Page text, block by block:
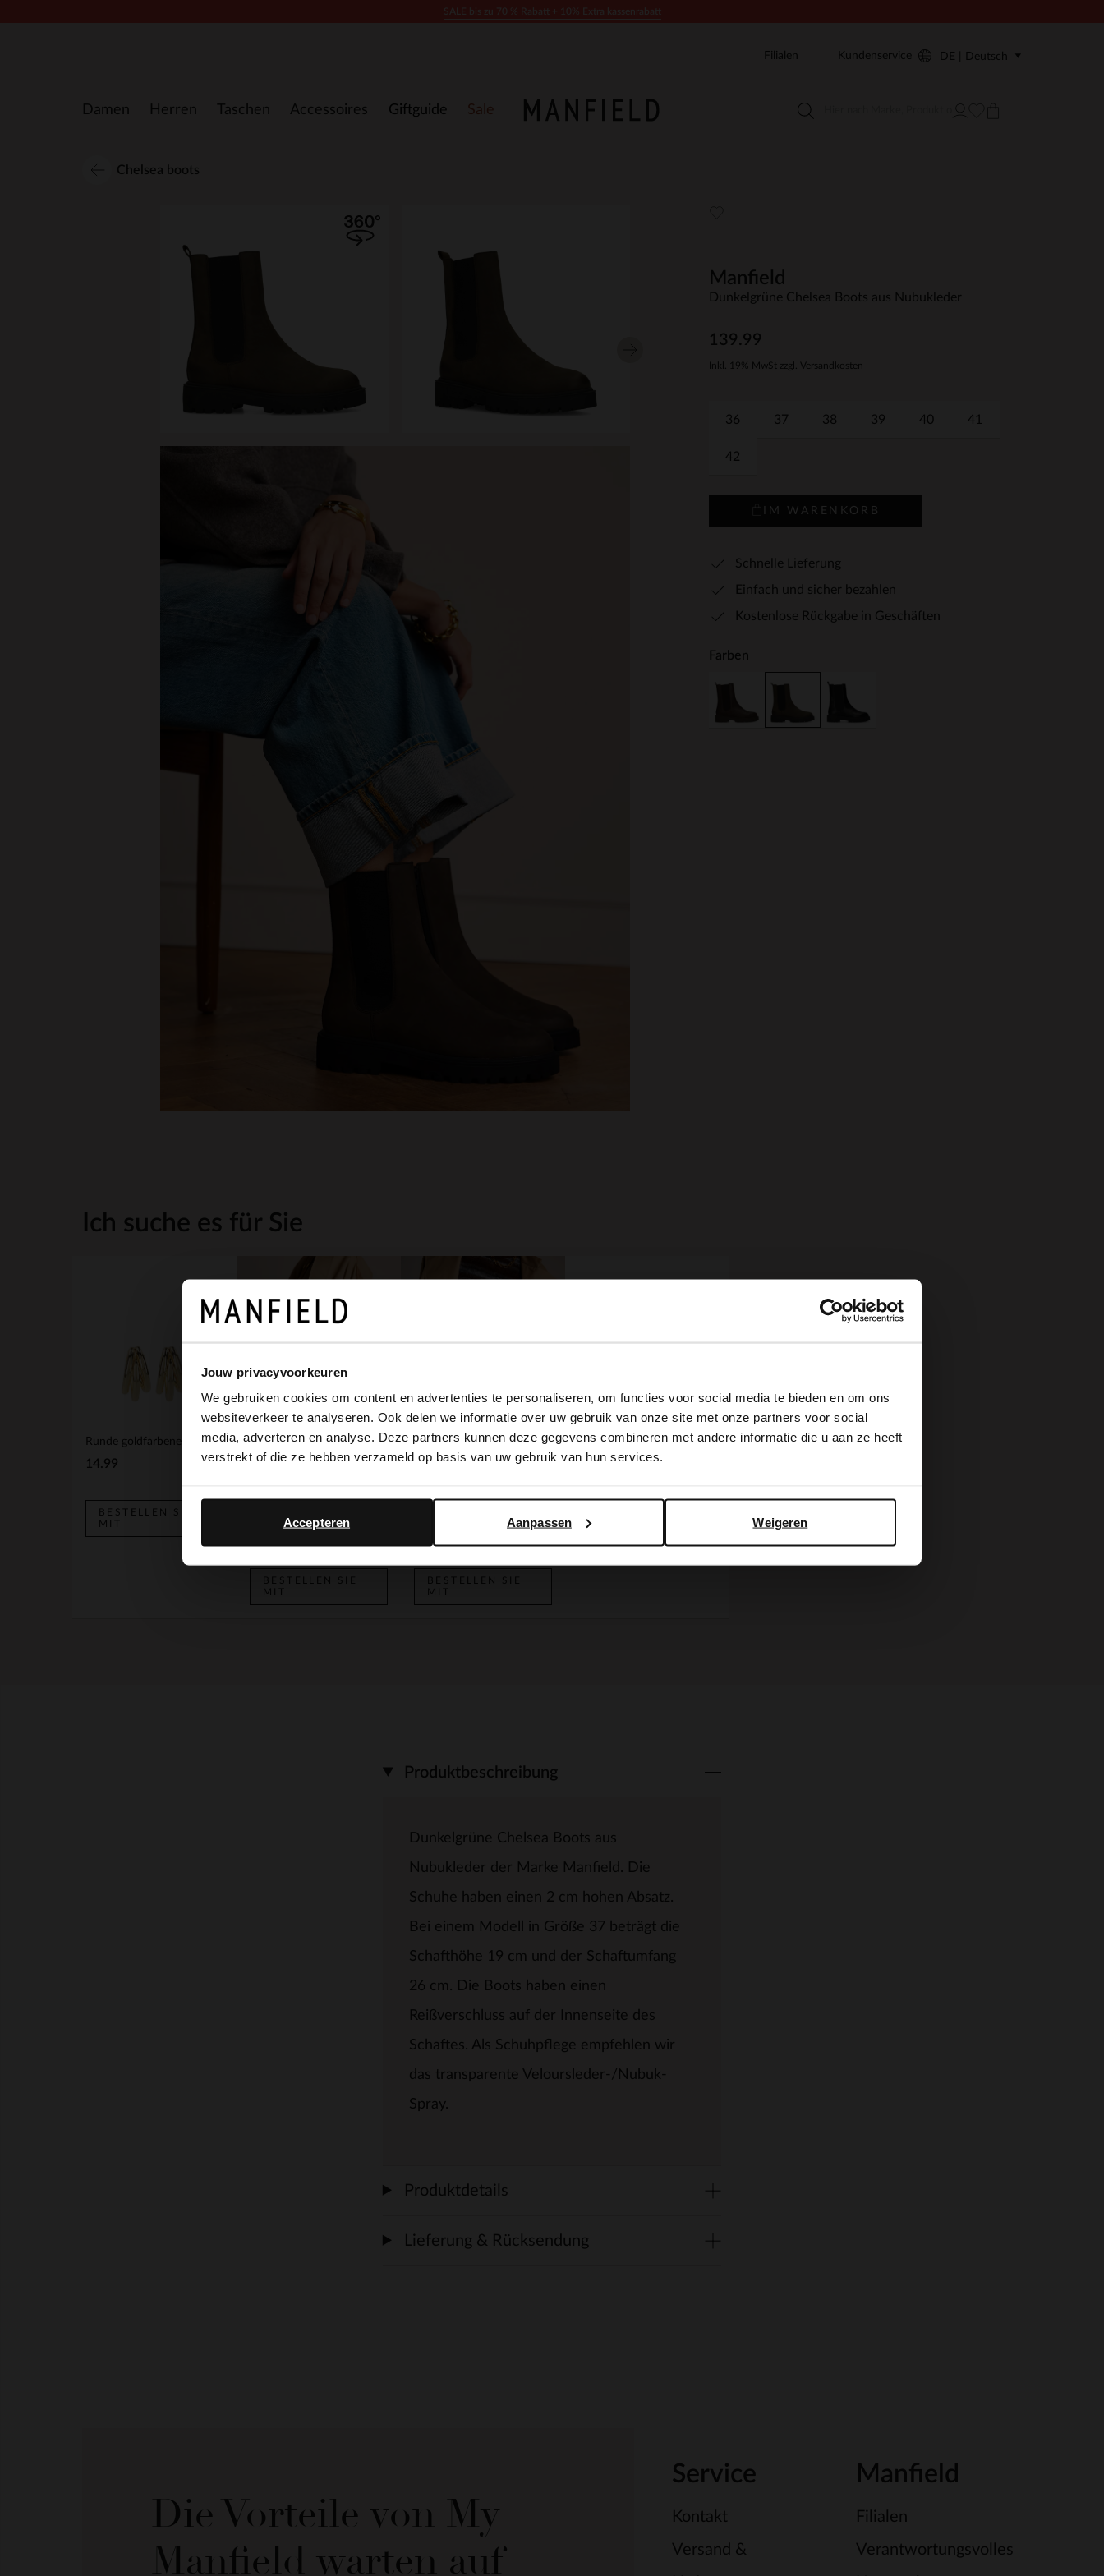
Jouw privacyvoorkeuren
We gebruiken cookies om content en advertenties te personaliseren, om functies voor social media te bieden en om ons
websiteverkeer te analyseren. Ook delen we informatie over uw gebruik van onze site met onze partners voor social
media, adverteren en analyse. Deze partners kunnen deze gegevens combineren met andere informatie die u aan ze heeft
verstrekt of die ze hebben verzameld op basis van uw gebruik van hun services.
Weigeren
Aanpassen
Accepteren
Damen Herren Taschen Accessoires Giftguide Sale
Filialen Kundenservice DE | Deutsch
Chelsea boots
Manfield
Dunkelgrüne Chelsea Boots aus Nubukleder
139.99
Inkl. 19% MwSt zzgl. Versandkosten
36 37 38 39 40 41
42
IM WARENKORB
Schnelle Lieferung
Einfach und sicher bezahlen
Kostenlose Rückgabe in Geschäften
Farben
Ich suche es für Sie
Runde goldfarbene Ohrringe
14.99
BESTELLEN SIE
MIT
149.99
Brauner Armreif
12.99
MIT
Produktbeschreibung
Dunkelgrüne Chelsea Boots aus
Nubukleder der Marke Manfield. Die
Schuhe haben einen 2 cm hohen Absatz.
Bei einem Modell in Größe 37 beträgt die
Schafthöhe 19 cm und der Schaftumfang
26 cm. Die Boots haben einen
Reißverschluss auf der Innenseite des
Schaftes. Als Schuhpflege empfehlen wir
das transparente Veloursleder-/Nubuk-
Spray.
Produktdetails
Lieferung & Rücksendung
Die Vorteile von My
Manfield warten auf
Service
Kontakt
Versand &
Manfield
Filialen
Verantwortungsvolles
×
It looks like your language isn't Dutch. Would you like to